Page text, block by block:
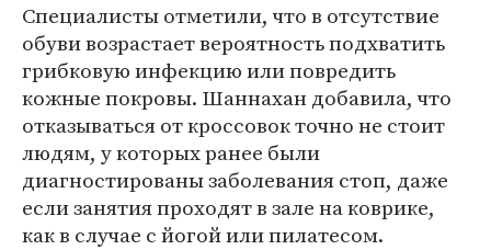
Специалисты отметили, что в отсутствие
обуви возрастает вероятность подхватить
грибковую инфекцию или повредить
кожные покровы. Шаннахан добавила, что
отказываться от кроссовок точно не стоит
людям, у которых ранее были
диагностированы заболевания стоп, даже
если занятия проходят в зале на коврике,
как в случае с йогой или пилатесом.